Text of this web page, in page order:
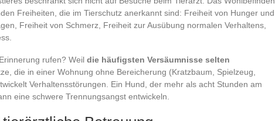
Freiheiten, die im Tierschutz anerkannt sind: Freiheit von Hunger und
Freiheit von Schmerz, Freiheit zur Ausübung normalen Verhaltens,
rufen? Weil die häufigsten Versäumnisse selten
die in einer Wohnung ohne Bereicherung (Kratzbaum, Spielzeug,
Verhaltensstörungen. Ein Hund, der mehr als acht Stunden am
eine schwere Trennungsangst entwickeln.